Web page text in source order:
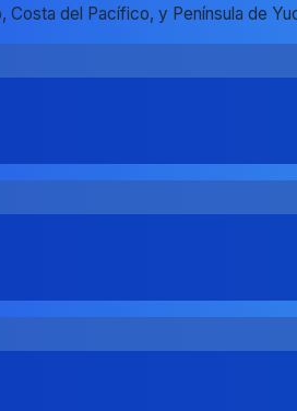
del Pacífico, y Península de